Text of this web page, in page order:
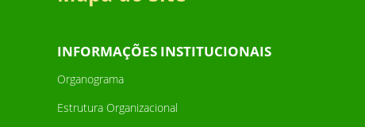
INFORMAÇÕES INSTITUCIONAIS
Organograma
Estrutura Organizacional